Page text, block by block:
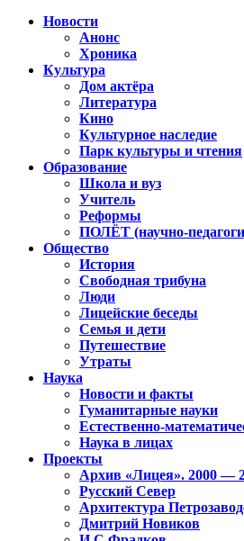
Новости
Анонс
Хроника
Культура
Дом актёра
Литература
Кино
Культурное наследие
Парк культуры и чтения
Образование
Школа и вуз
Учитель
Реформы
ПОЛЁТ (научно-
Общество
История
Свободная трибуна
Люди
Лицейские беседы
Семья и дети
Путешествие
Утраты
Наука
Новости и факты
Гуманитарные науки
Естественно-
Наука в лицах
Проекты
Архив «Лицея». 2000 —
Русский Север
Архитектура
Дмитрий Новиков